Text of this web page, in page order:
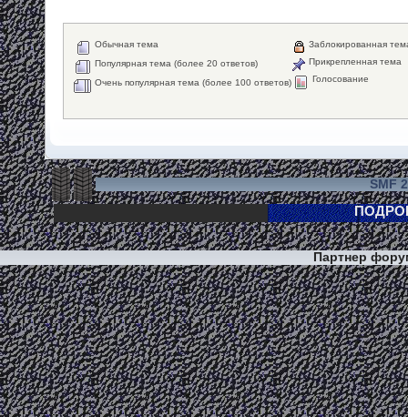
Обычная тема
Популярная тема (более 20 ответов)
Очень популярная тема (более 100 ответов)
Заблокированная
Прикрепленная тема
Голосование
SMF
Партнер